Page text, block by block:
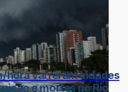
hora varreram cidades
e mortes no Rio